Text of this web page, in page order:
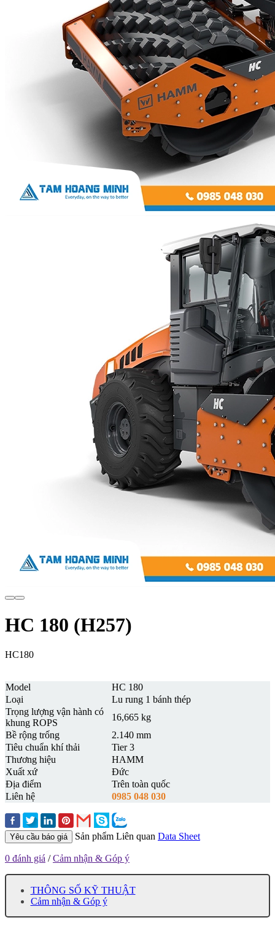
HC 180 (H257)
HC180
Model
HC 180
Loại
Lu rung 1 bánh thép
Trọng lượng vận hành có
khung ROPS
16,665 kg
Bề rộng trống
2.140 mm
Tiêu chuẩn khí thải
Tier 3
Thương hiệu
HAMM
Xuất xứ
Đức
Địa điểm
Trên toàn quốc
Liên hệ
0985 048 030
Yêu cầu báo giá Sản phẩm Liên quan Data Sheet
0 đánh giá /Cảm nhận & Góp ý
THÔNG SỐ KỸ THUẬT
Cảm nhận & Góp ý